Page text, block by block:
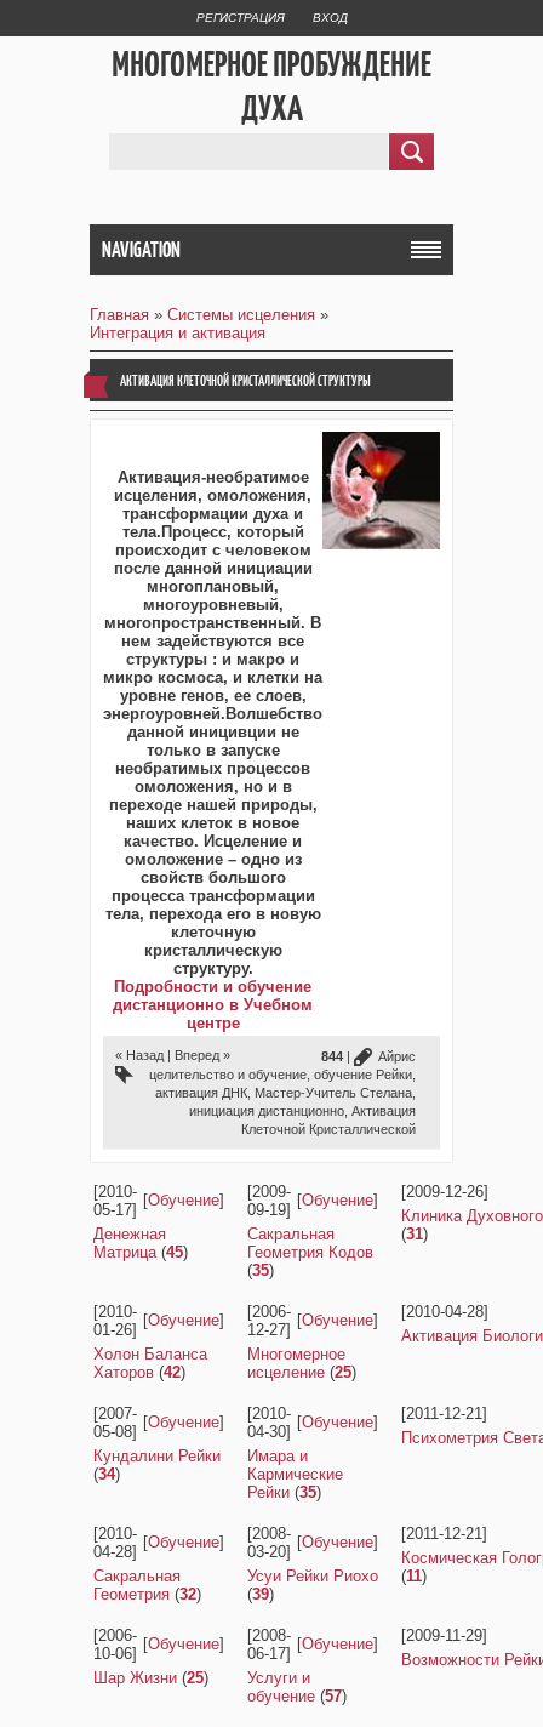
РЕГИСТРАЦИЯ ВХОД
МНОГОМЕРНОЕ ПРОБУЖДЕНИЕ
ДУХА
NAVIGATION
Главная » Системы исцеления »
Интеграция и активация
АКТИВАЦИЯ КЛЕТОЧНОЙ КРИСТАЛЛИЧЕСКОЙ СТРУКТУРЫ
Активация-необратимое
исцеления, омоложения,
трансформации духа и
тела.Процесс, который
происходит с человеком
после данной инициации
многоплановый,
многоуровневый,
многопространственный. В
нем задействуются все
структуры : и макро и
микро космоса, и клетки на
уровне генов, ее слоев,
энергоуровней.Волшебство
данной иницивции не
только в запуске
необратимых процессов
омоложения, но и в
переходе нашей природы,
наших клеток в новое
качество. Исцеление и
омоложение – одно из
свойств большого
процесса трансформации
тела, перехода его в новую
клеточную
кристаллическую
структуру.
Подробности и обучение
дистанционно в Учебном
центре
« Назад | Вперед » 844 |
Айрис
целительство и обучение обучение Рейки
активация ДНК Мастер-Учитель Стелана
инициация дистанционно Активация
Клеточной Кристаллической
[2010-
05-17]
[Обучение]
Денежная
Матрица (45)
[2009-
09-19]
[Обучение]
Сакральная
Геометрия Кодов
(35)
[2009-12-26]
Клиника
(31)
[2010-
01-26]
[Обучение]
Холон Баланса
Хаторов (42)
[2006-
12-27]
[Обучение]
Многомерное
исцеление (25)
[2010-04-28]
Активация
[2007-
05-08]
[Обучение]
Кундалини Рейки
(34)
[2010-
04-30]
[Обучение]
Имара и
Кармические
Рейки (35)
[2011-12-21]
Психометрия
[2010-
04-28]
[Обучение]
Сакральная
Геометрия (32)
[2008-
03-20]
[Обучение]
Усуи Рейки Риохо
(39)
[2011-12-21]
Космическая
(11)
[2006-
10-06]
[Обучение]
Шар Жизни (25)
[2008-
06-17]
[Обучение]
Услуги и
обучение (57)
[2009-11-29]
Возможности